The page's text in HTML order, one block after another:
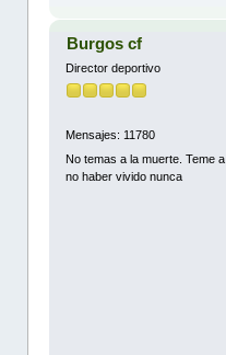
Burgos cf
Director deportivo
Mensajes: 11780
No temas a la muerte. Teme a
no haber vivido nunca